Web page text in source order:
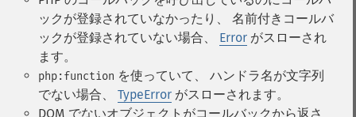
ックが登録されていなかったり、 名前付きコールバ
ックが登録されていない場合、 Error がスローされ
ます。
php:function を使っていて、 ハンドラ名が文字列
でない場合、 TypeError がスローされます。
DOM でないオブジェクトがコールバックから返さ